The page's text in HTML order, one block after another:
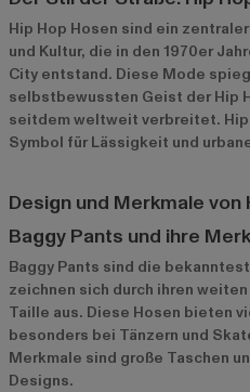
Hip Hop Hosen sind ein
und Kultur, die in den 1970er
City entstand. Diese Mode
selbstbewussten Geist der Hip
seitdem weltweit verbreitet. Hip
Symbol für Lässigkeit und
Design und Merkmale von
Baggy Pants und ihre
Baggy Pants sind die
zeichnen sich durch ihren
Taille aus. Diese Hosen bieten
besonders bei Tänzern und
Merkmale sind große Taschen
Designs.